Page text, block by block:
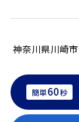
神奈川県川崎
簡単60秒